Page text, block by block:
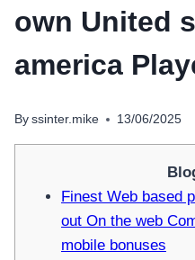
own United
america
By ssinter.mike 13/06/2025
Finest Web based
out On the web
mobile bonuses